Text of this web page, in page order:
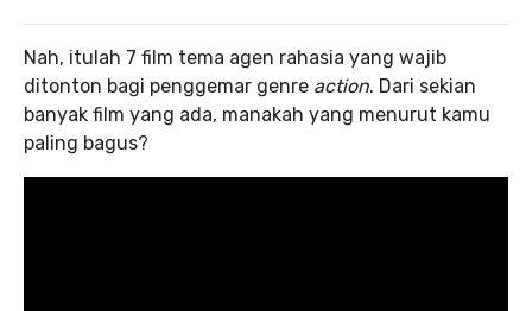
Nah, itulah 7 film tema agen rahasia yang wajib
ditonton bagi penggemar genre action. Dari sekian
banyak film yang ada, manakah yang menurut kamu
paling bagus?